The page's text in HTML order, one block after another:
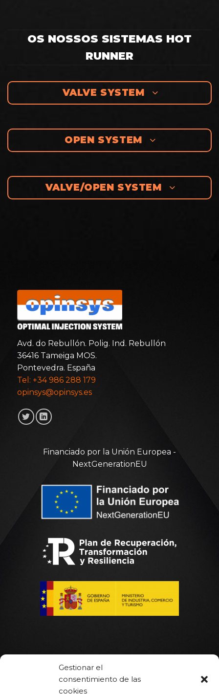
Gestionar el
consentimiento de las
cookies
OS NOSSOS SISTEMAS HOT
RUNNER
VALVE SYSTEM
OPEN SYSTEM
VALVE/OPEN SYSTEM
Avd. do Rebullón. Polig. Ind. Rebullón
36416 Tameiga MOS.
Pontevedra. España
Tel: +34 986 288 179
opinsys@opinsys.es
Financiado por la Unión Europea -
NextGenerationEU
Hot Runner